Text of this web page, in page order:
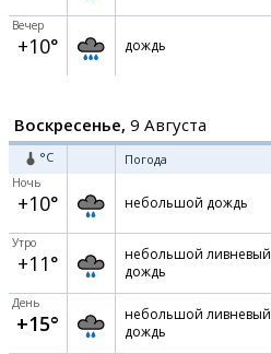
Вечер
+10° дождь
Воскресенье, 9 Августа
°C Погода
Ночь
+10° небольшой дождь
Утро
+11°
небольшой ливневый
дождь
День
+15°
небольшой ливневый
дождь